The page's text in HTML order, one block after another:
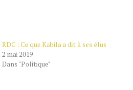
RDC : Ce que Kabila a dit à ses élus
2 mai 2019
Dans "Politique"